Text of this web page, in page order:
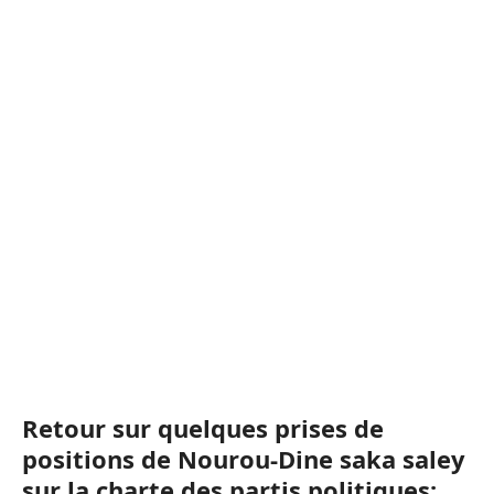
Retour sur quelques prises de
positions de Nourou-Dine saka saley